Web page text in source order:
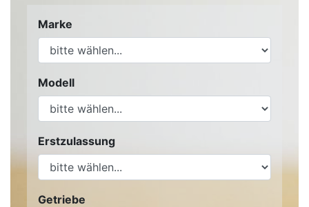
Marke
Modell
Erstzulassung
Getriebe